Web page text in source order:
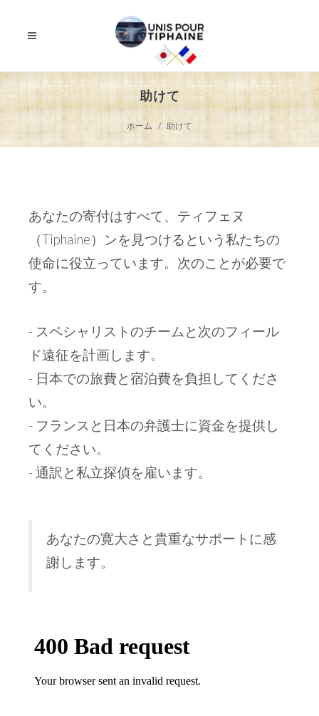
助けて
ホーム 助けて
あなたの寄付はすべて、ティフェヌ
（Tiphaine）ンを見つけるという私たちの
使命に役立っています。次のことが必要で
す。
- スペシャリストのチームと次のフィール
ド遠征を計画します。
- 日本での旅費と宿泊費を負担してくださ
い。
- フランスと日本の弁護士に資金を提供し
てください。
- 通訳と私立探偵を雇います。
あなたの寛大さと貴重なサポートに感
謝します。